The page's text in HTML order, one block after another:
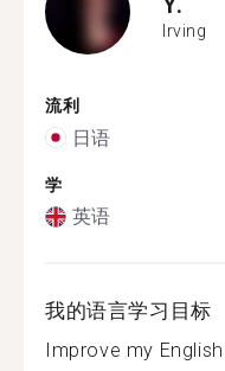
Irving
流利
日语
学
英语
我的语言学习目标
Improve my